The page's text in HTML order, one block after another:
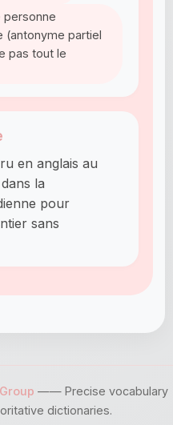
personne
(antonyme partiel
pas tout le
en anglais au
la
pour
sans
—— Precise vocabulary
dictionaries.